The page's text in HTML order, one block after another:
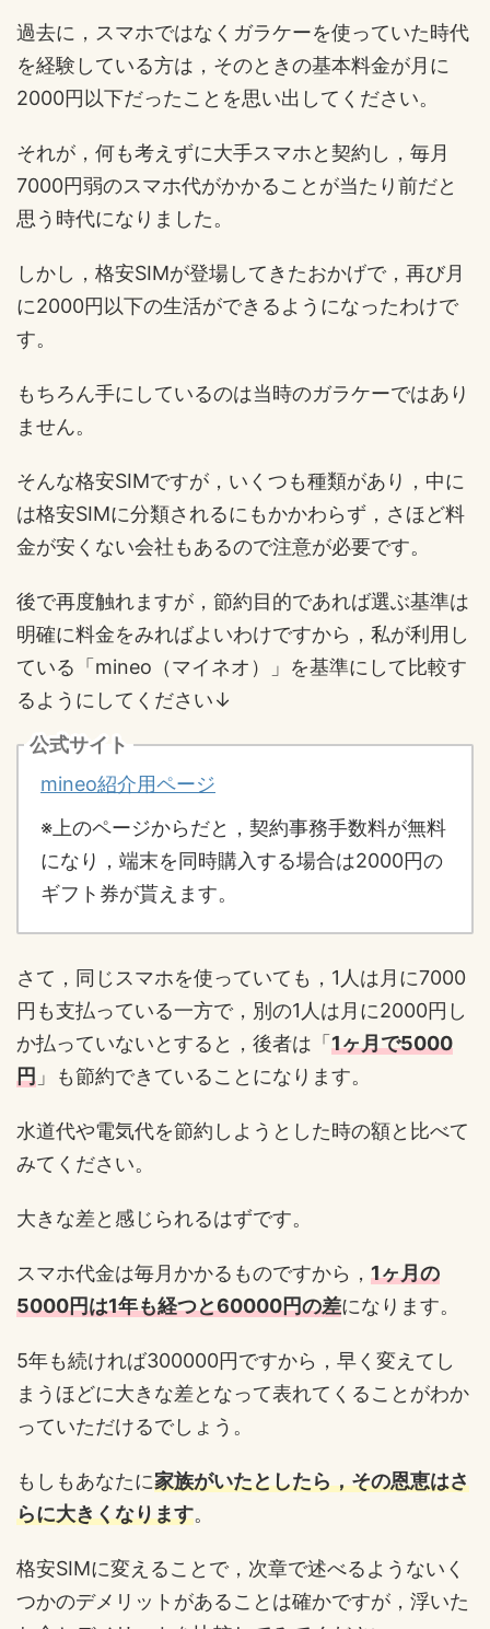
過去に，スマホではなくガラケーを使っていた時代
を経験している方は，そのときの基本料金が月に
2000円以下だったことを思い出してください。
それが，何も考えずに大手スマホと契約し，毎月
7000円弱のスマホ代がかかることが当たり前だと
思う時代になりました。
しかし，格安SIMが登場してきたおかげで，再び月
に2000円以下の生活ができるようになったわけで
す。
もちろん手にしているのは当時のガラケーではあり
ません。
そんな格安SIMですが，いくつも種類があり，中に
は格安SIMに分類されるにもかかわらず，さほど料
金が安くない会社もあるので注意が必要です。
後で再度触れますが，節約目的であれば選ぶ基準は
明確に料金をみればよいわけですから，私が利用し
ている「mineo（マイネオ）」を基準にして比較す
るようにしてください↓
公式サイト
mineo紹介用ページ
※上のページからだと，契約事務手数料が無料
になり，端末を同時購入する場合は2000円の
ギフト券が貰えます。
さて，同じスマホを使っていても，1人は月に7000
円も支払っている一方で，別の1人は月に2000円し
か払っていないとすると，後者は「1ヶ月で5000
円 」も節約できていることになります。
水道代や電気代を節約しようとした時の額と比べて
みてください。
大きな差と感じられるはずです。
スマホ代金は毎月かかるものですから， 1ヶ月の
5000円は1年も経つと60000円の差になります。
5年も続ければ300000円ですから，早く変えてし
まうほどに大きな差となって表れてくることがわか
っていただけるでしょう。
もしもあなたに家族がいたとしたら，その恩恵はさ
らに大きくなります。
格安SIMに変えることで，次章で述べるようないく
つかのデメリットがあることは確かですが，浮いた